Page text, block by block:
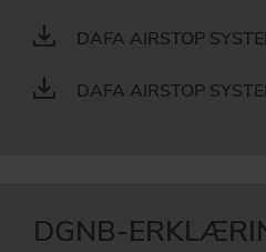
DAFA AIRSTOP
DAFA AIRSTOP
DGNB-